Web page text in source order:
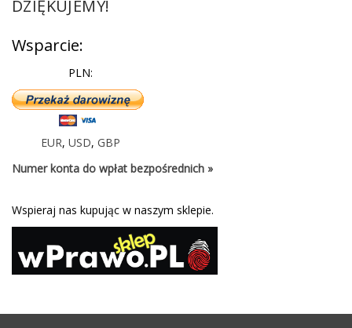
DZIĘKUJEMY!
Wsparcie:
PLN:
EUR, USD, GBP
Numer konta do wpłat bezpośrednich »
Wspieraj nas kupując w naszym sklepie.